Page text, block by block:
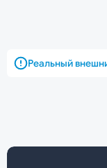
Реальный